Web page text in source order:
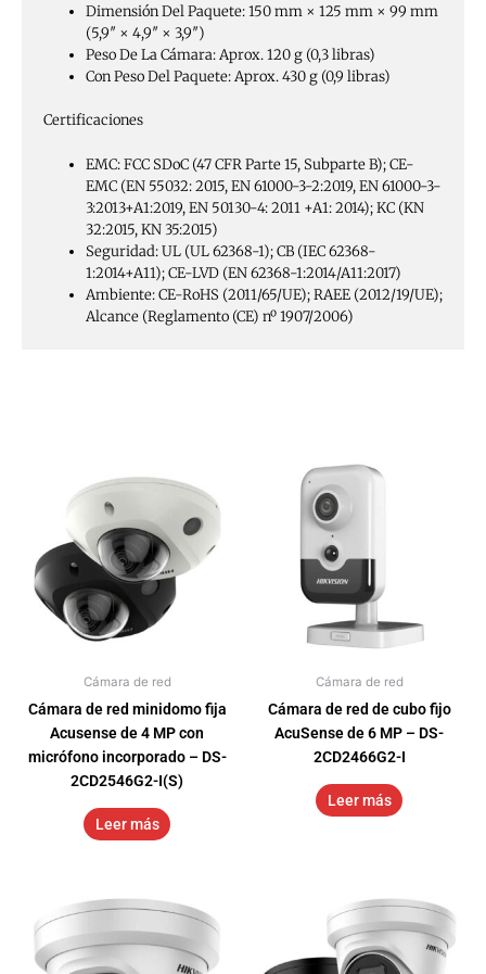
Cámara de red
Cámara de red minidomo fija
Acusense de 4 MP con
micrófono incorporado – DS-
2CD2546G2-I(S)
Leer más
Cámara de red
Cámara de red de cubo fijo
AcuSense de 6 MP – DS-
2CD2466G2-I
Leer más
Dimensión Del Paquete:150 mm × 125 mm × 99 mm
(5,9″ × 4,9″ × 3,9″)
Peso De La Cámara:Aprox. 120 g (0,3 libras)
Con Peso Del Paquete:Aprox. 430 g (0,9 libras)
Certificaciones
EMC:FCC SDoC (47 CFR Parte 15, Subparte B); CE-
EMC (EN 55032: 2015, EN 61000-3-2:2019, EN 61000-3-
3:2013+A1:2019, EN 50130-4: 2011 +A1: 2014); KC (KN
32:2015, KN 35:2015)
Seguridad:UL (UL 62368-1); CB (IEC 62368-
1:2014+A11); CE-LVD (EN 62368-1:2014/A11:2017)
Ambiente:CE-RoHS (2011/65/UE); RAEE (2012/19/UE);
Alcance (Reglamento (CE) nº 1907/2006)